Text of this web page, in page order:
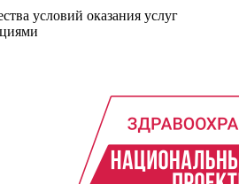
условий оказания услуг